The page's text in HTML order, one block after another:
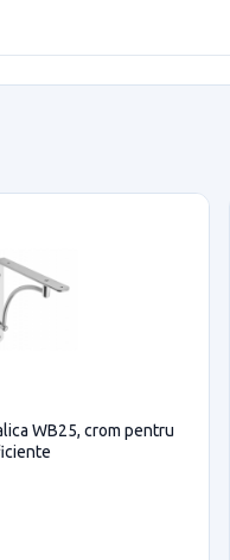
WB25, crom pentru